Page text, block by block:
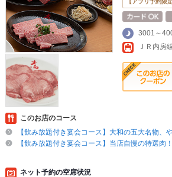
【アプリ予約限
3001～
ＪＲ内房
このお店のコース
【飲み放題付き宴会コース】大和の五大名物
【飲み放題付き宴会コース】当店自慢の特選
ネット予約の空席状況